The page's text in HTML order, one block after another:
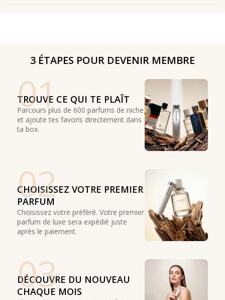
3 ÉTAPES POUR DEVENIR MEMBRE
01
TROUVE CE QUI TE PLAÎT
Parcours plus de 600 parfums de niche
et ajoute tes favoris directement dans
ta box.
02
CHOISISSEZ VOTRE PREMIER
PARFUM
Choisissez votre préféré. Votre premier
parfum de luxe sera expédié juste
après le paiement.
03
DÉCOUVRE DU NOUVEAU
CHAQUE MOIS